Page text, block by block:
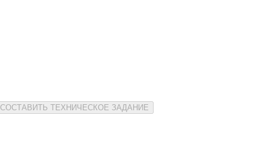
СОСТАВИТЬ ТЕХНИЧЕСКОЕ ЗАДАНИЕ